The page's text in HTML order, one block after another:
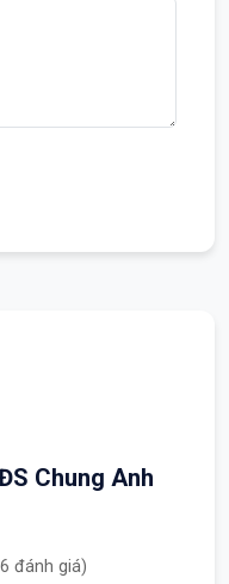
Chung Anh
đánh giá)